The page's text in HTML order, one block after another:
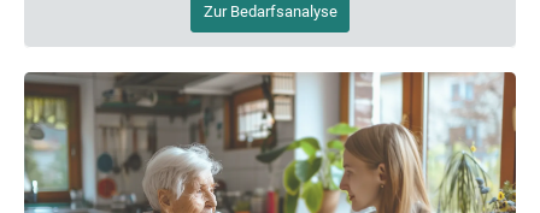
Zur Bedarfsanalyse